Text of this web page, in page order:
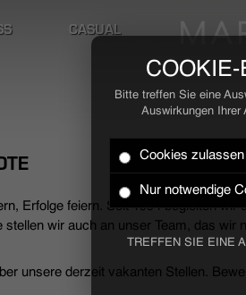
Bitte treffen Sie eine
Auswirkungen Ihrer
Cookies zulassen
Nur notwendige
TREFFEN SIE EINE
CASUAL
Erfolge feiern. Seit 1994 begleiten
wir auch an unser Team, das wir
unsere derzeit vakanten Stellen.